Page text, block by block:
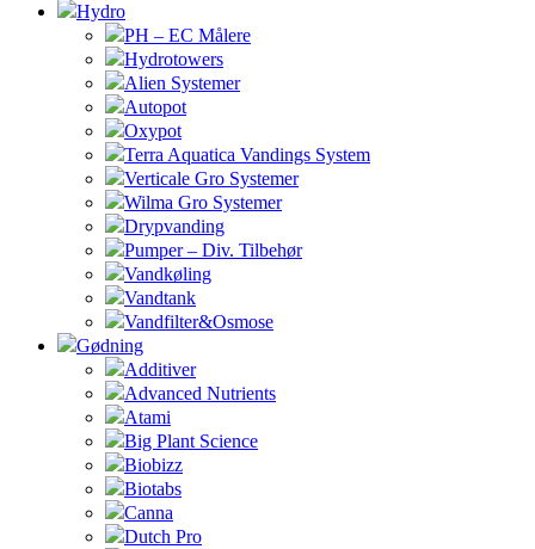
Hydro
PH – EC Målere
Hydrotowers
Alien Systemer
Autopot
Oxypot
Terra Aquatica Vandings System
Verticale Gro Systemer
Wilma Gro Systemer
Drypvanding
Pumper – Div. Tilbehør
Vandkøling
Vandtank
Vandfilter&Osmose
Gødning
Additiver
Advanced Nutrients
Atami
Big Plant Science
Biobizz
Biotabs
Canna
Dutch Pro